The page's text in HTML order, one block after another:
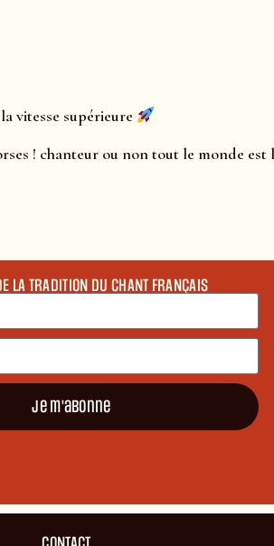
vitesse supérieure
! chanteur ou non tout le monde
LA TRADITION DU CHANT FRANÇAIS
Je m'abonne